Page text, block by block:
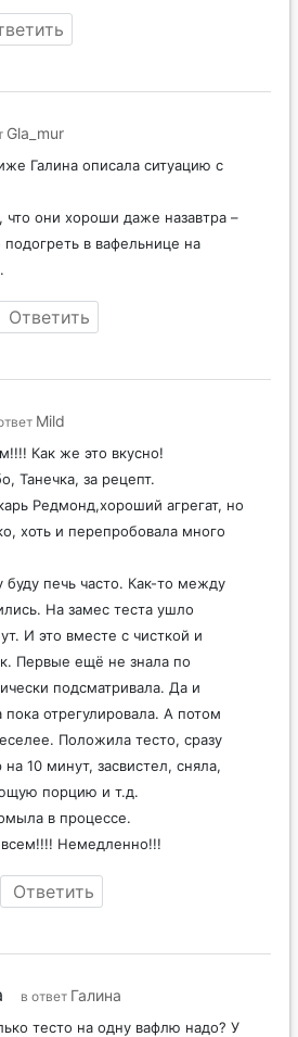
Gla_mur
Галина описала ситуацию с
они хороши даже назавтра –
в вафельнице на
Ответить
Mild
Как же это вкусно!
Танечка, за рецепт.
Редмонд,хороший агрегат, но
хоть и перепробовала много
буду печь часто. Как-то между
На замес теста ушло
И это вместе с чисткой и
Первые ещё не знала по
подсматривала. Да и
пока отрегулировала. А потом
Положила тесто, сразу
10 минут, засвистел, сняла,
порцию и т.д.
в процессе.
всем!!!! Немедленно!!!
Ответить
в ответ Галина
тесто на одну вафлю надо? У